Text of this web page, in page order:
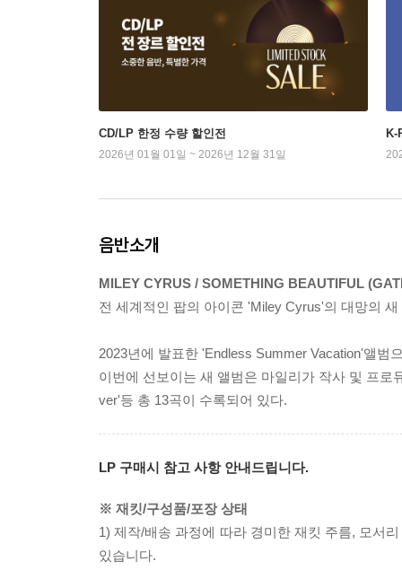
CD/LP 한정 수량 할인전
2026년 01월 01일 ~ 2026년 12월 31일
K-
음반소개
MILEY CYRUS / SOMETHING BEAUTIFUL
전 세계적인 팝의 아이콘 'Miley Cyrus'의 대망의
2023년에 발표한 'Endless Summer Vacation'앨범
이번에 선보이는 새 앨범은 마일리가 작사 및 프로
ver'등 총 13곡이 수록되어 있다.
LP 구매시 참고 사항 안내드립니다.
※ 재킷/구성품/포장 상태
1) 제작/배송 과정에 따라 경미한 재킷 주름, 모서
있습니다.